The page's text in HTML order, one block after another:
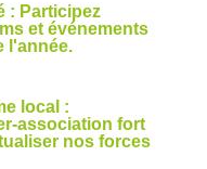
: Participez
et événements
l'année.
local :
association fort
nos forces